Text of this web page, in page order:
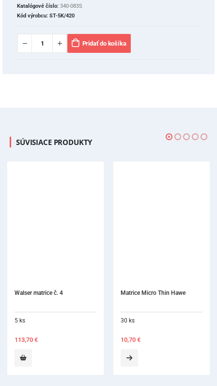
Katalógové číslo: 340-083S
Kód výrobcu: ST-5K/420
Pridať do košíka
SÚVISIACE PRODUKTY
Matrice Micro Thin Hawe
30 ks
10,70 €